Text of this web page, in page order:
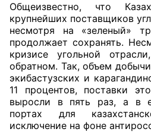
Общеизвестно, что
крупнейших поставщиков
несмотря на «зеленый»
продолжает сохранять.
кризисе угольной
обратном. Так, объем
экибастузских и
11 процентов, поставки
выросли в пять раз, а в
портах для
исключение на фоне